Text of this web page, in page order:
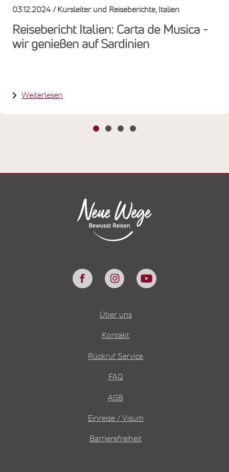
Reisebericht Italien: Carta de Musica -
wir genießen auf Sardinien
03.12.2024 Kursleiter und Reiseberichte Italien
Weiterlesen
Über uns
Kontakt
Rückruf Service
FAQ
AGB
Einreise / Visum
Barrierefreiheit